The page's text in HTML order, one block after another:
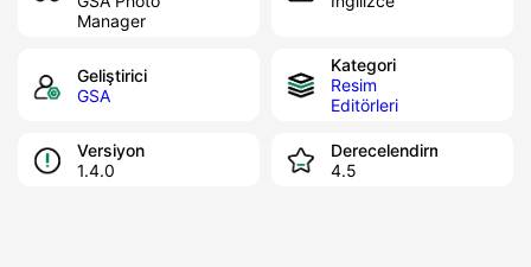
Manager
Geliştirici
GSA
Kategori
Resim
Editörleri
Versiyon
1.4.0
Derecelendirme
4.5